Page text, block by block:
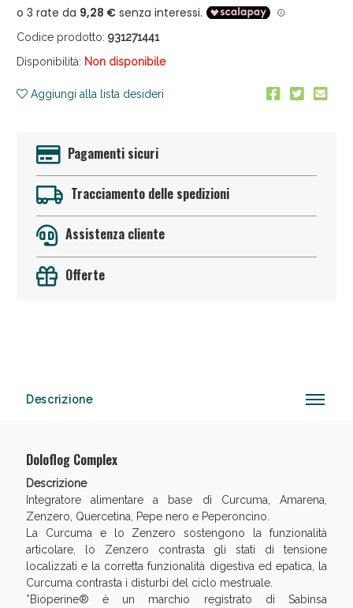
Codice prodotto: 931271441
Disponibilità: Non disponibile
Aggiungi alla lista desideri
Pagamenti sicuri
Tracciamento delle spedizioni
Assistenza cliente
Offerte
Descrizione
Doloflog Complex
Descrizione
Integratore alimentare a base di Curcuma, Amarena,
Zenzero, Quercetina, Pepe nero e Peperoncino.
La Curcuma e lo Zenzero sostengono la funzionalità
articolare, lo Zenzero contrasta gli stati di tensione
localizzati e la corretta funzionalità digestiva ed epatica, la
Curcuma contrasta i disturbi del ciclo mestruale.
*Bioperine® è un marchio registrato di Sabinsa
Vie Urinarie e Prostata: Sconti fino al 45% oggi!